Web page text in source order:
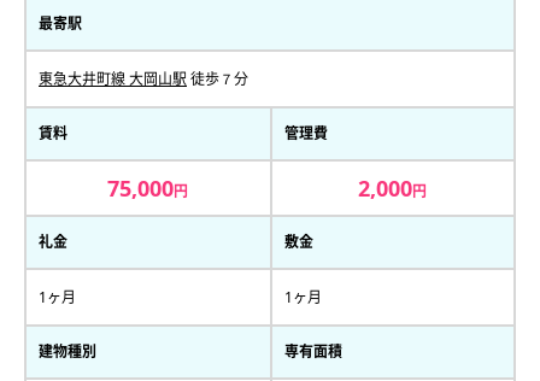
最寄駅
東急大井町線 大岡山駅 徒歩７分
賃料
75,000円
管理費
2,000円
礼金
1ヶ月
敷金
1ヶ月
建物種別 専有面積